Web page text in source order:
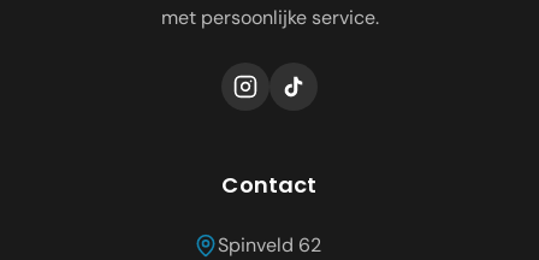
met persoonlijke service.
Contact
Spinveld 62